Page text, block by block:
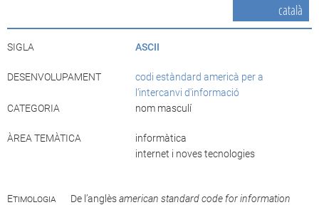
català
SIGLA ASCII
DESENVOLUPAMENT
codi estàndard americà per a
l’intercanvi d'informació
CATEGORIA
nom masculí
ÀREA TEMÀTICA
informàtica
internet i noves tecnologies
Etimologia De l’anglèsamerican standard code for information